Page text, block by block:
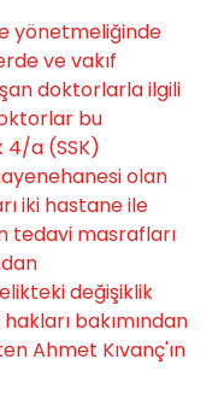
yönetmeliğinde
ve vakıf
doktorlarla ilgili
bu
4/a (SSK)
olan
iki hastane ile
tedavi masrafları
değişiklik
bakımından
Ahmet Kıvanç'ın